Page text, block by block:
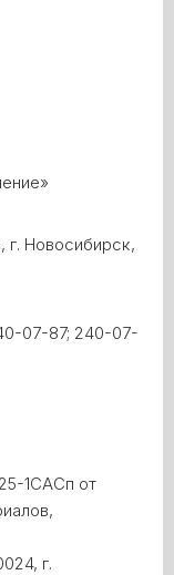
г. Новосибирск,
07-87; 240-07-
1САСп от
г.